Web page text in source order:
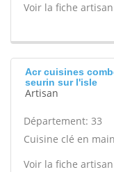
Voir la fiche
Acr cuisines
seurin sur l'isle
Artisan
Département: 33
Cuisine clé en
Voir la fiche